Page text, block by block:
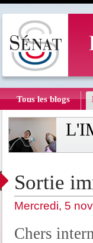
Tous les blogs
Sortie
Mercredi, 5
Chers